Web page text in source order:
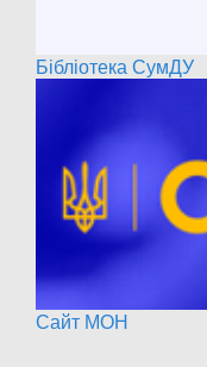
Бібліотека СумДУ
Сайт МОН